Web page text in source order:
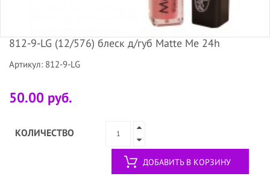
812-9-LG (12/576) блеск д/губ Matte Me 24h
Артикул: 812-9-LG
50.00 руб.
КОЛИЧЕСТВО
ДОБАВИТЬ В КОРЗИНУ